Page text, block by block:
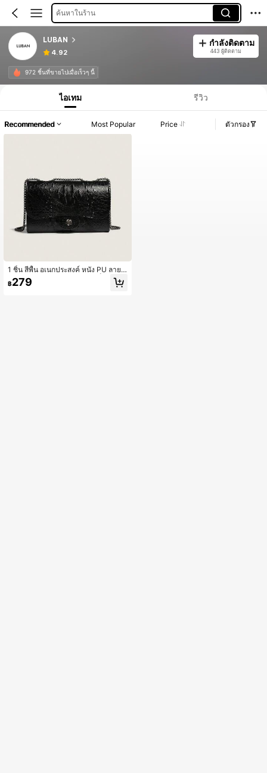
ค้นหาในร้าน
LUBAN
4.92
กำลังติดตาม
443 ผู้ติดตาม
972 ชิ้นที่ขายไปเมื่อเร็วๆ นี้
ไอเทม รีวิว
Recommended Most Popular Price ตัวกรอง
1 ชิ้น สีพื้น อเนกประสงค์ หนัง PU ลาย จ
ระเข้ ลายนูน กระเป๋าสะพาย มีล็อค หัวเ
ข็มขัด , ดอกเคมีเลีย กระเป๋าสะพายโซ่
฿279